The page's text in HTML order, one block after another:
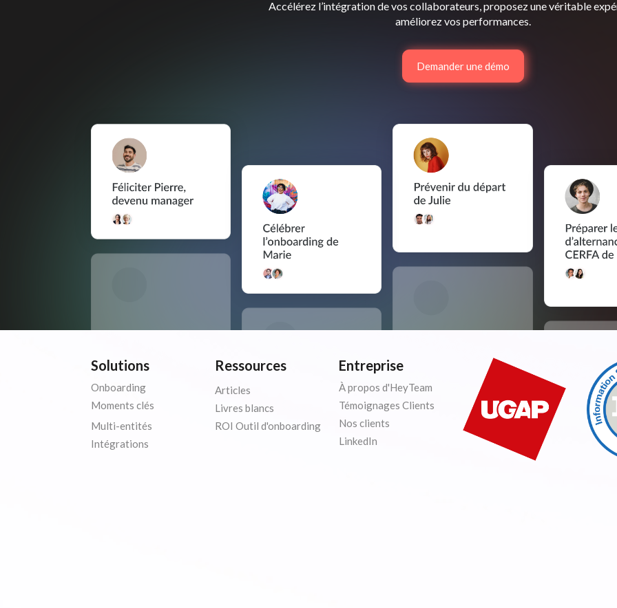
Accélérez l’intégration de vos collaborateurs, proposez une véritable
améliorez vos performances.
Demander une démo
Solutions
Onboarding
Moments clés
Multi-entités
Intégrations
Ressources
Articles
Livres blancs
ROI Outil d'onboarding
Entreprise
À propos d'HeyTeam
Témoignages Clients
Nos clients
LinkedIn